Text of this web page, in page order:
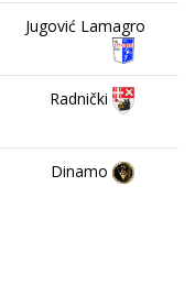
Jugović Lamagro
Radnički
Dinamo